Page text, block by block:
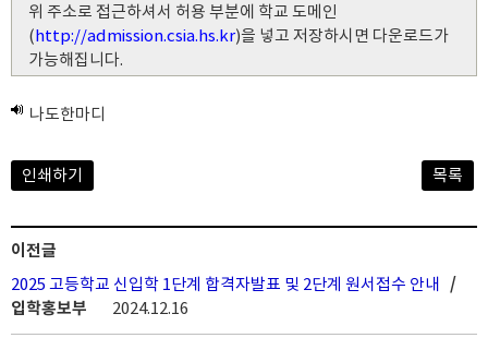
위 주소로 접근하셔서 허용 부분에 학교 도메인
(http://admission.csia.hs.kr)을 넣고 저장하시면 다운로드가
가능해집니다.
나도한마디
인쇄하기 목록
이전글
2025 고등학교 신입학 1단계 합격자발표 및 2단계 원서접수 안내 /
입학홍보부
2024.12.16